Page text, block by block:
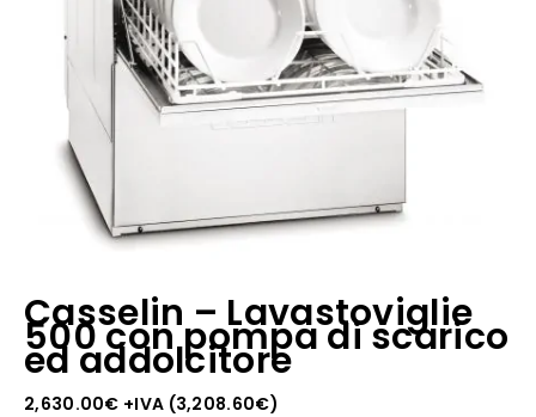
Casselin – Lavastoviglie
500 con pompa di scarico
ed addolcitore
2,630.00€ +IVA (3,208.60€)